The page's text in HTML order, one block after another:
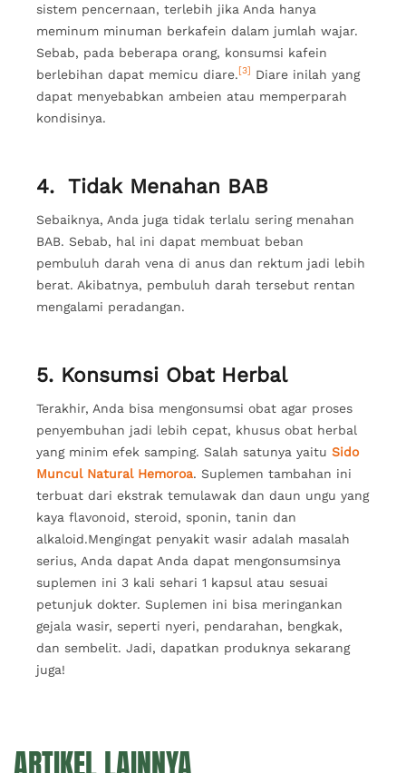
sistem pencernaan, terlebih jika Anda hanya
meminum minuman berkafein dalam jumlah wajar.
Sebab, pada beberapa orang, konsumsi kafein
berlebihan dapat memicu diare. [3] Diare inilah yang
dapat menyebabkan ambeien atau memperparah
kondisinya.
4. Tidak Menahan BAB
Sebaiknya, Anda juga tidak terlalu sering menahan
BAB. Sebab, hal ini dapat membuat beban
pembuluh darah vena di anus dan rektum jadi lebih
berat. Akibatnya, pembuluh darah tersebut rentan
mengalami peradangan.
5. Konsumsi Obat Herbal
Terakhir, Anda bisa mengonsumsi obat agar proses
penyembuhan jadi lebih cepat, khusus obat herbal
yang minim efek samping. Salah satunya yaitu Sido
Muncul Natural Hemoroa. Suplemen tambahan ini
terbuat dari ekstrak temulawak dan daun ungu yang
kaya flavonoid, steroid, sponin, tanin dan
alkaloid.Mengingat penyakit wasir adalah masalah
serius, Anda dapat Anda dapat mengonsumsinya
suplemen ini 3 kali sehari 1 kapsul atau sesuai
petunjuk dokter. Suplemen ini bisa meringankan
gejala wasir, seperti nyeri, pendarahan, bengkak,
dan sembelit. Jadi, dapatkan produknya sekarang
juga!
ARTIKEL LAINNYA